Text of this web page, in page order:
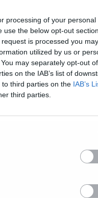
processing of your personal
use the below opt-out
is processed you may
utilized by us or
may separately opt-out
on the IAB’s list of
third parties on the IAB’s
third parties.